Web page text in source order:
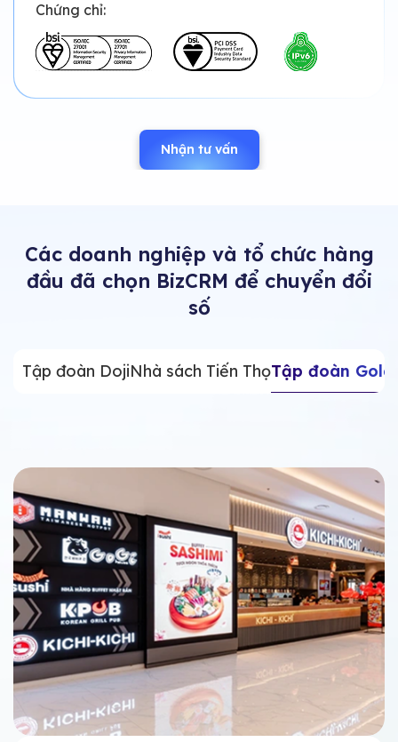
Chứng chỉ:
Nhận tư vấn
Các doanh nghiệp và tổ chức hàng
đầu đã chọn BizCRM để chuyển đổi
số
Tập đoàn DojiNhà sách Tiến ThọTập đoàn